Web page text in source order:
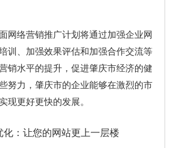
网络营销推广计划将通过加强企业网
训、加强效果评估和加强合作交流等
销水平的提升，促进肇庆市经济的健
努力，肇庆市的企业能够在激烈的市
现更好更快的发展。
化：让您的网站更上一层楼